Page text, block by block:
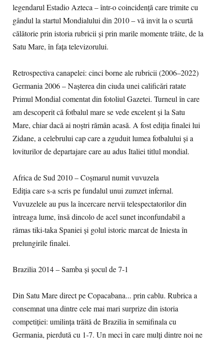
legendarul Estadio Azteca – într-o coincidență care trimite cu
gândul la startul Mondialului din 2010 – vă invit la o scurtă
călătorie prin istoria rubricii și prin marile momente trăite, de la
Satu Mare, în fața televizorului.
Retrospectiva canapelei: cinci borne ale rubricii (2006–2022)
Germania 2006 – Nașterea din ciuda unei calificări ratate
Primul Mondial comentat din fotoliul Gazetei. Turneul în care
am descoperit că fotbalul mare se vede excelent și la Satu
Mare, chiar dacă ai noștri rămân acasă. A fost ediția finalei lui
Zidane, a celebrului cap care a zguduit lumea fotbalului și a
loviturilor de departajare care au adus Italiei titlul mondial.
Africa de Sud 2010 – Coșmarul numit vuvuzela
Ediția care s-a scris pe fundalul unui zumzet infernal.
Vuvuzelele au pus la încercare nervii telespectatorilor din
întreaga lume, însă dincolo de acel sunet inconfundabil a
rămas tiki-taka Spaniei și golul istoric marcat de Iniesta în
prelungirile finalei.
Brazilia 2014 – Samba și șocul de 7-1
Din Satu Mare direct pe Copacabana... prin cablu. Rubrica a
consemnat una dintre cele mai mari surprize din istoria
competiției: umilința trăită de Brazilia în semifinala cu
Germania, pierdută cu 1-7. Un meci în care mulți dintre noi ne